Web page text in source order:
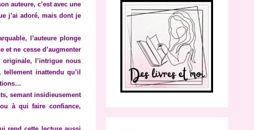
auteure, c’est avec une
j’ai adoré, mais dont je
l’auteure plonge
ne cesse d’augmenter
l’intrigue nous
inattendu qu’il
semant insidieusement
à qui faire confiance,